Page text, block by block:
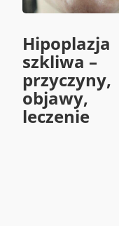
Hipoplazja
szkliwa –
przyczyny,
objawy,
leczenie